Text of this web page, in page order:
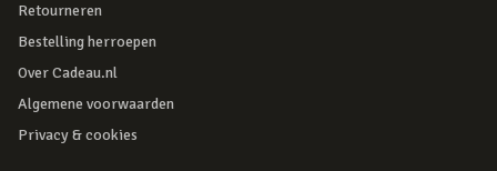
Retourneren
Bestelling herroepen
Over Cadeau.nl
Algemene voorwaarden
Privacy & cookies